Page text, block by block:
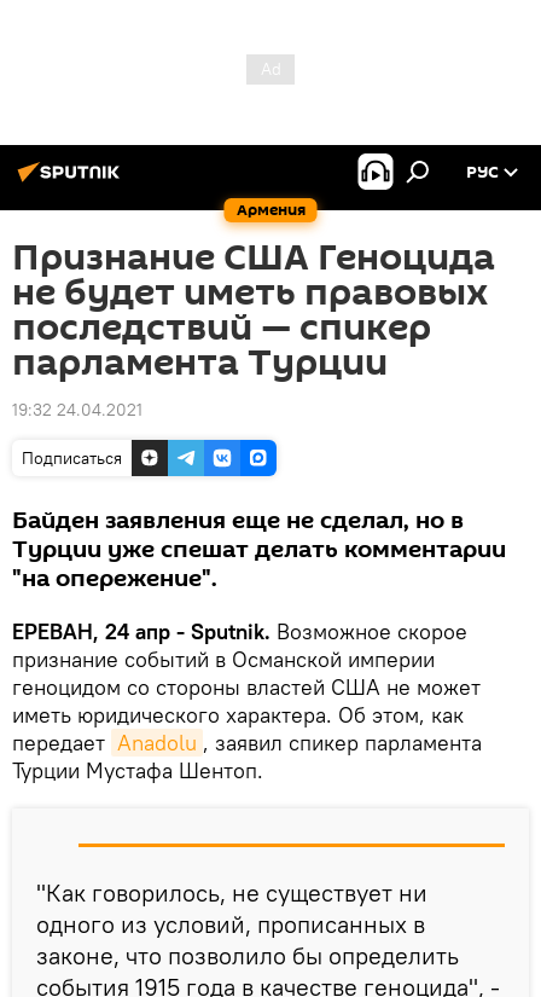
Армения
РУС
Признание США Геноцида
не будет иметь правовых
последствий — спикер
парламента Турции
19:32 24.04.2021
Подписаться
Байден заявления еще не сделал, но в
Турции уже спешат делать комментарии
"на опережение".
ЕРЕВАН, 24 апр - Sputnik. Возможное скорое
признание событий в Османской империи
геноцидом со стороны властей США не может
иметь юридического характера. Об этом, как
передает Anadolu , заявил спикер парламента
Турции Мустафа Шентоп.
"Как говорилось, не существует ни
одного из условий, прописанных в
законе, что позволило бы определить
события 1915 года в качестве геноцида", -